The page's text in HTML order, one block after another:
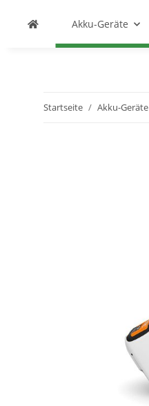
Akku-Geräte
Startseite Akku-Geräte